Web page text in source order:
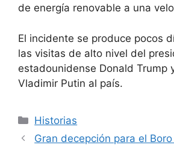
de energía renovable a una
El incidente se produce pocos
las visitas de alto nivel del
estadounidense Donald Trump
Vladimir Putin al país.
Categorías
Historias
Gran decepción para el